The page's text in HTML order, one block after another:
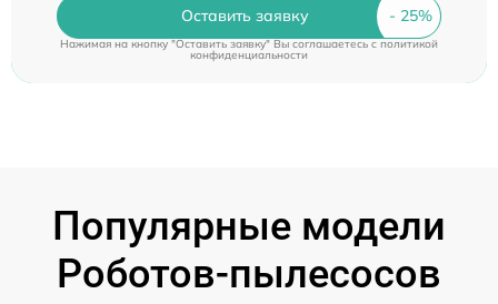
Оставить заявку
Нажимая на кнопку "Оставить заявку" Вы соглашаетесь c политикой
конфиденциальности
Популярные модели
Роботов-пылесосов